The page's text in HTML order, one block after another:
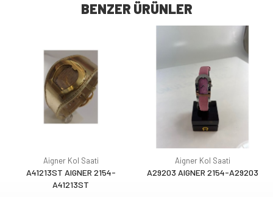
BENZER ÜRÜNLER
Aigner Kol Saati
A41213ST AIGNER 2154-
A41213ST
Aigner Kol Saati
A29203 AIGNER 2154-A29203